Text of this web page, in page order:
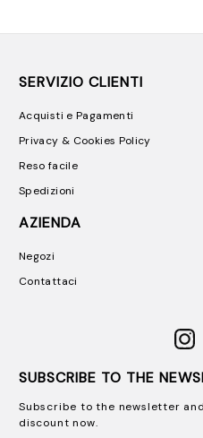
SERVIZIO CLIENTI
Acquisti e Pagamenti
Privacy & Cookies Policy
Reso facile
Spedizioni
AZIENDA
Negozi
Contattaci
SUBSCRIBE TO THE
Subscribe to the newsletter
discount now.